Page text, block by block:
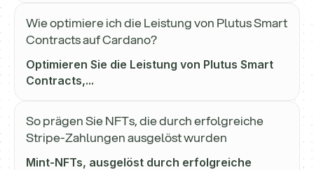
Wie optimiere ich die Leistung von Plutus Smart
Contracts auf Cardano?
Optimieren Sie die Leistung von Plutus Smart
Contracts,...
So prägen Sie NFTs, die durch erfolgreiche
Stripe-Zahlungen ausgelöst wurden
Mint-NFTs, ausgelöst durch erfolgreiche